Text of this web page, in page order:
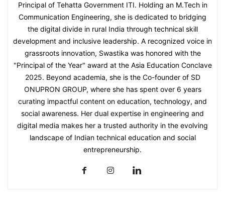
Principal of Tehatta Government ITI. Holding an M.Tech in
Communication Engineering, she is dedicated to bridging
the digital divide in rural India through technical skill
development and inclusive leadership. A recognized voice in
grassroots innovation, Swastika was honored with the
"Principal of the Year" award at the Asia Education Conclave
2025. Beyond academia, she is the Co-founder of SD
ONUPRON GROUP, where she has spent over 6 years
curating impactful content on education, technology, and
social awareness. Her dual expertise in engineering and
digital media makes her a trusted authority in the evolving
landscape of Indian technical education and social
entrepreneurship.